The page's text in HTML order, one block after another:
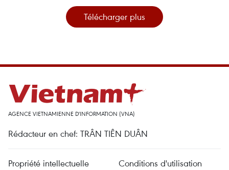
Télécharger plus
AGENCE VIETNAMIENNE D'INFORMATION (VNA)
Rédacteur en chef: TRÂN TIÊN DUÂN
Propriété intellectuelle Conditions d'utilisation